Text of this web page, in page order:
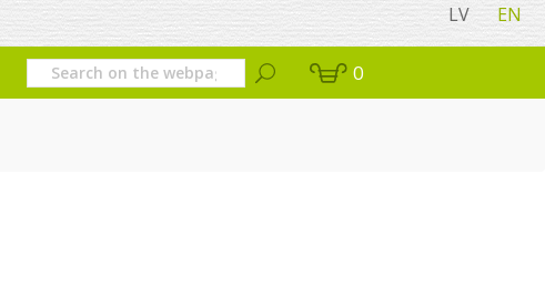
LV EN
0